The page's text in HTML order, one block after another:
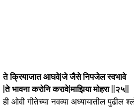
ते क्रियाजात आघवे|जे जैसे निपजेल स्वभावे
|ते भावना करोनि करावे|माझिया मोहरा ||२५||
ही ओवी गीतेच्या नवव्या अध्यायातील पुढील